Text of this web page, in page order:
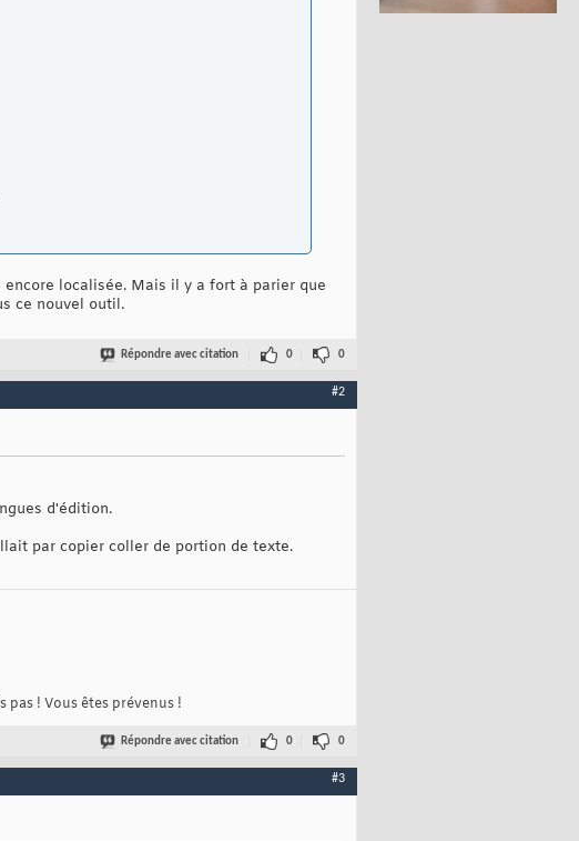
localisée. Mais il y a fort à parier que
ce nouvel outil.
Répondre avec citation 0 0
#2
d'édition.
par copier coller de portion de texte.
pas ! Vous êtes prévenus !
Répondre avec citation 0 0
#3